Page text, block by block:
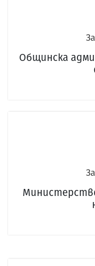
Общинска